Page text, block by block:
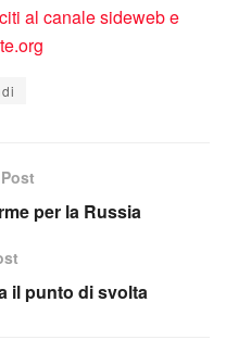
per la Russia
il punto di svolta